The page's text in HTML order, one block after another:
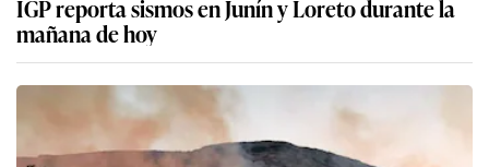
IGP reporta sismos en Junín y Loreto durante la
mañana de hoy